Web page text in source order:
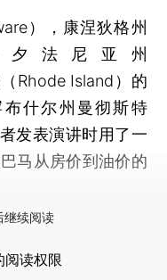
），康涅狄格州
夕法尼亚州
Rhode Island）的
什尔州曼彻斯特
发表演讲时用了一
马从房价到油价的
继续阅读
阅读权限